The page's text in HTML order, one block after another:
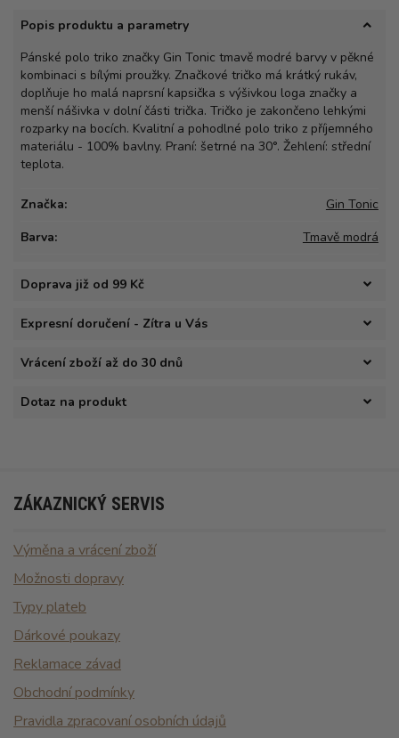
Popis produktu a parametry
Pánské polo triko značky Gin Tonic tmavě modré barvy v pěkné
kombinaci s bílými proužky. Značkové tričko má krátký rukáv,
doplňuje ho malá naprsní kapsička s výšivkou loga značky a
menší nášivka v dolní části trička. Tričko je zakončeno lehkými
rozparky na bocích. Kvalitní a pohodlné polo triko z příjemného
materiálu - 100% bavlny. Praní: šetrné na 30°. Žehlení: střední
teplota.
Značka:
Gin Tonic
Barva:
Tmavě modrá
Doprava již od 99 Kč
Expresní doručení - Zítra u Vás
Vrácení zboží až do 30 dnů
Dotaz na produkt
ZÁKAZNICKÝ SERVIS
Výměna a vrácení zboží
Možnosti dopravy
Typy plateb
Dárkové poukazy
Reklamace závad
Obchodní podmínky
Pravidla zpracovaní osobních údajů